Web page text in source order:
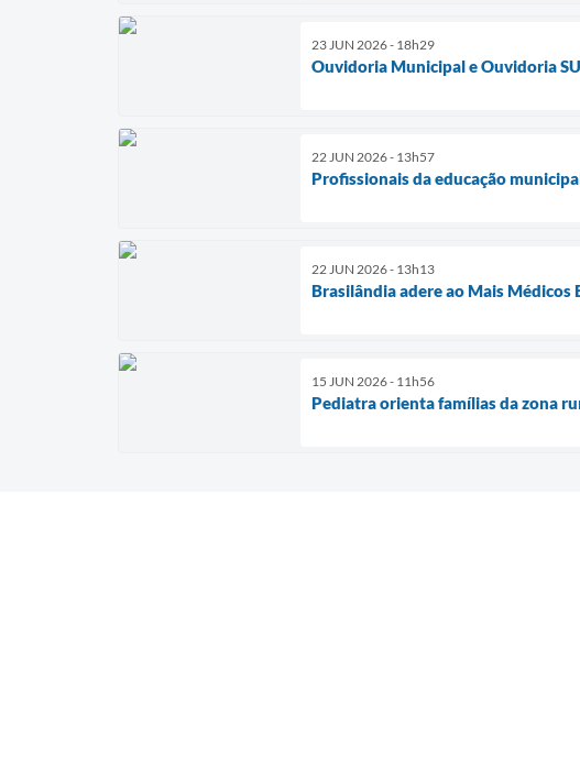
23 JUN 2026 - 18h29
Ouvidoria Municipal e Ouvidoria
22 JUN 2026 - 13h57
Profissionais da educação
22 JUN 2026 - 13h13
Brasilândia adere ao Mais Médicos
15 JUN 2026 - 11h56
Pediatra orienta famílias da zona